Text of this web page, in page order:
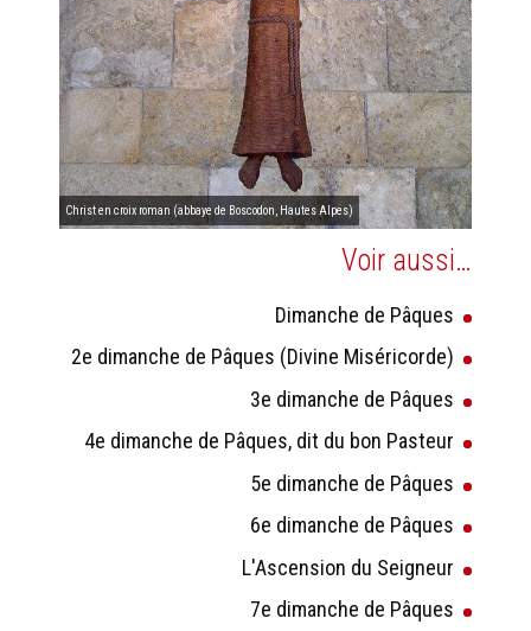
Christ en croix roman (abbaye de Boscodon, Hautes Alpes)
Voir aussi…
Dimanche de Pâques
2e dimanche de Pâques (Divine Miséricorde)
3e dimanche de Pâques
4e dimanche de Pâques, dit du bon Pasteur
5e dimanche de Pâques
6e dimanche de Pâques
L'Ascension du Seigneur
7e dimanche de Pâques